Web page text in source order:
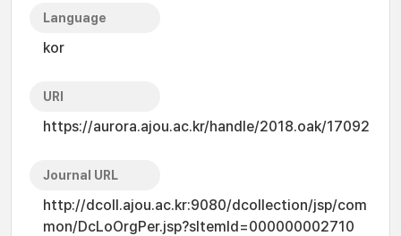
Language
kor
URI
https://aurora.ajou.ac.kr/handle/2018.oak/17092
Journal URL
http://dcoll.ajou.ac.kr:9080/dcollection/jsp/com
mon/DcLoOrgPer.jsp?sItemId=000000002710